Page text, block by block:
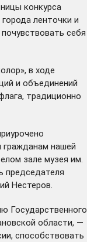
конкурса
ленточки и
себя
в ходе
и объединений
традиционно
гражданам нашей
зале музея им.
председателя
Нестеров.
Государственного
области, —
способствовать